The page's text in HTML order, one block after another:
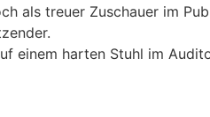
als treuer Zuschauer im
einem harten Stuhl im